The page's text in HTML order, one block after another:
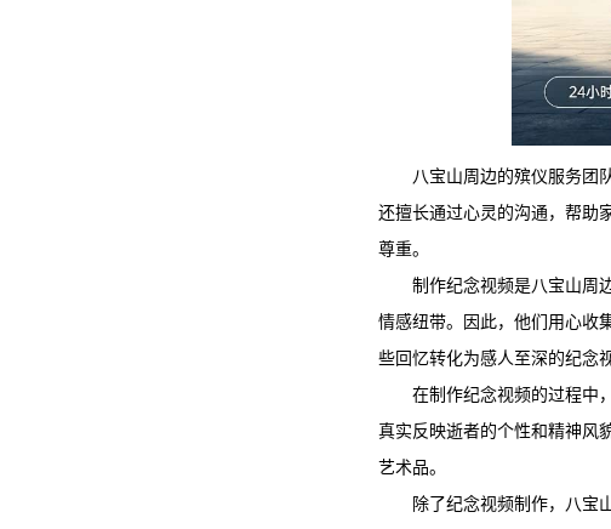
八宝山周边的殡仪服务团
还擅长通过心灵的沟通，帮助
尊重。
制作纪念视频是八宝山周
情感纽带。因此，他们用心收
些回忆转化为感人至深的纪念视
在制作纪念视频的过程中
真实反映逝者的个性和精神风
艺术品。
除了纪念视频制作，八宝